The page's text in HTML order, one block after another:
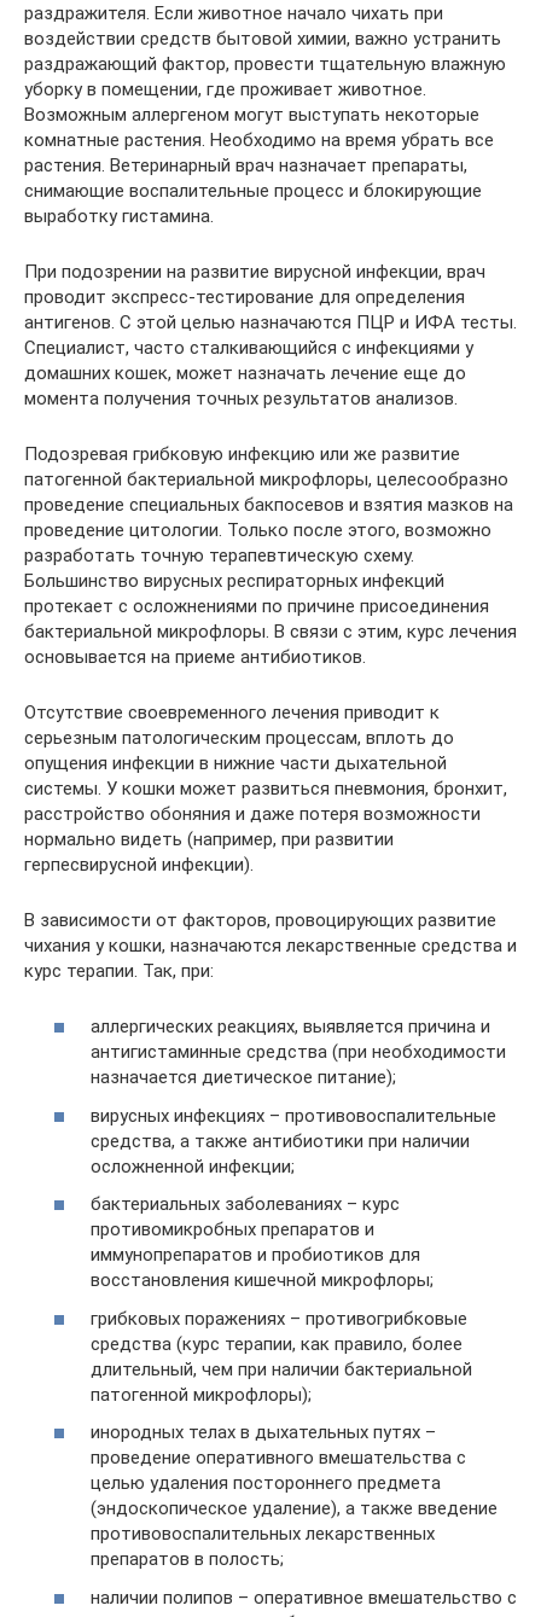
раздражителя. Если животное начало чихать при
воздействии средств бытовой химии, важно устранить
раздражающий фактор, провести тщательную влажную
уборку в помещении, где проживает животное.
Возможным аллергеном могут выступать некоторые
комнатные растения. Необходимо на время убрать все
растения. Ветеринарный врач назначает препараты,
снимающие воспалительные процесс и блокирующие
выработку гистамина.
При подозрении на развитие вирусной инфекции, врач
проводит экспресс-тестирование для определения
антигенов. С этой целью назначаются ПЦР и ИФА тесты.
Специалист, часто сталкивающийся с инфекциями у
домашних кошек, может назначать лечение еще до
момента получения точных результатов анализов.
Подозревая грибковую инфекцию или же развитие
патогенной бактериальной микрофлоры, целесообразно
проведение специальных бакпосевов и взятия мазков на
проведение цитологии. Только после этого, возможно
разработать точную терапевтическую схему.
Большинство вирусных респираторных инфекций
протекает с осложнениями по причине присоединения
бактериальной микрофлоры. В связи с этим, курс лечения
основывается на приеме антибиотиков.
Отсутствие своевременного лечения приводит к
серьезным патологическим процессам, вплоть до
опущения инфекции в нижние части дыхательной
системы. У кошки может развиться пневмония, бронхит,
расстройство обоняния и даже потеря возможности
нормально видеть (например, при развитии
герпесвирусной инфекции).
В зависимости от факторов, провоцирующих развитие
чихания у кошки, назначаются лекарственные средства и
курс терапии. Так, при:
аллергических реакциях, выявляется причина и
антигистаминные средства (при необходимости
назначается диетическое питание);
вирусных инфекциях – противовоспалительные
средства, а также антибиотики при наличии
осложненной инфекции;
бактериальных заболеваниях – курс
противомикробных препаратов и
иммунопрепаратов и пробиотиков для
восстановления кишечной микрофлоры;
грибковых поражениях – противогрибковые
средства (курс терапии, как правило, более
длительный, чем при наличии бактериальной
патогенной микрофлоры);
инородных телах в дыхательных путях –
проведение оперативного вмешательства с
целью удаления постороннего предмета
(эндоскопическое удаление), а также введение
противовоспалительных лекарственных
препаратов в полость;
наличии полипов – оперативное вмешательство с